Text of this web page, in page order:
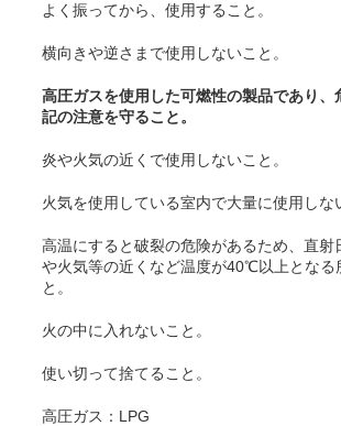
よく振ってから、使用すること。
横向きや逆さまで使用しないこと。
高圧ガスを使用した可燃性の製品であり、
記の注意を守ること。
炎や火気の近くで使用しないこと。
火気を使用している室内で大量に使用しな
高温にすると破裂の危険があるため、直射
や火気等の近くなど温度が40℃以上となる
と。
火の中に入れないこと。
使い切って捨てること。
高圧ガス：LPG